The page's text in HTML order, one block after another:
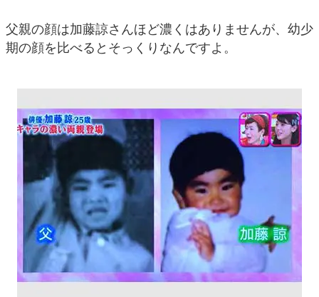
父親の顔は加藤諒さんほど濃くはありませんが、幼少
期の顔を比べるとそっくりなんですよ。